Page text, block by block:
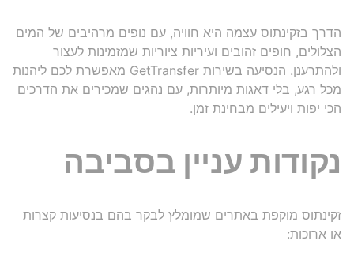
הדרך בזקינתוס עצמה היא חוויה, עם נופים מרהיבים של המים
הצלולים, חופים זהובים ועיריות ציוריות שמזמינות לעצור
ולהתרענן. הנסיעה בשירות GetTransfer מאפשרת לכם ליהנות
מכל רגע, בלי דאגות מיותרות, עם נהגים שמכירים את הדרכים
הכי יפות ויעילים מבחינת זמן.
נקודות עניין בסביבה
זקינתוס מוקפת באתרים שמומלץ לבקר בהם בנסיעות קצרות
או ארוכות: